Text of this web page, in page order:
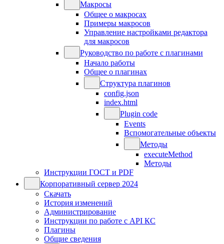
Макросы
Общее о макросах
Примеры макросов
Управление настройками редактора
для макросов
Руководство по работе с плагинами
Начало работы
Общее о плагинах
Структура плагинов
config.json
index.html
Plugin code
Events
Вспомогательные объекты
Методы
executeMethod
Методы
Инструкции ГОСТ и PDF
Корпоративный сервер 2024
Скачать
История изменений
Администрирование
Инструкции по работе с API КС
Плагины
Общие сведения